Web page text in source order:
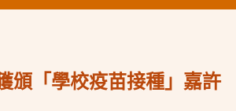
頒「學校疫苗接種」嘉許